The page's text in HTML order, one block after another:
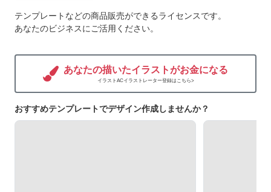
テンプレートなどの商品販売ができるライセンスです。
あなたのビジネスにご活用ください。
あなたの描いたイラストがお金になる
イラストACイラストレーター登録はこちら>
おすすめテンプレートでデザイン作成しませんか？